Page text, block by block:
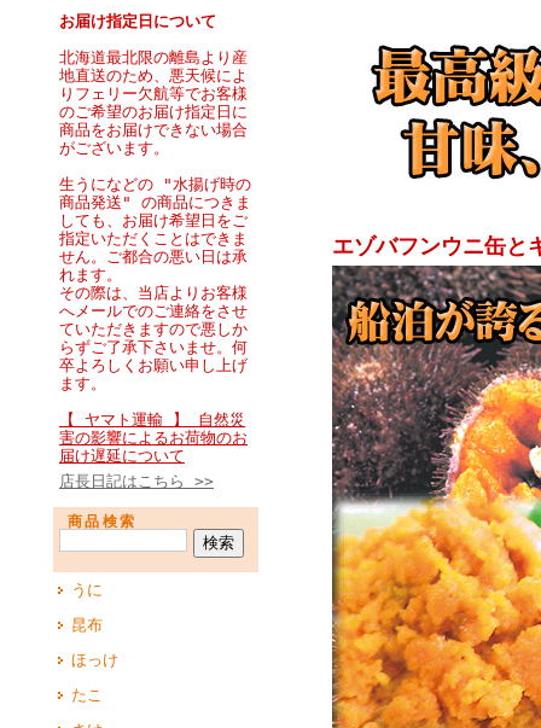
お届け指定日について
北海道最北限の離島より産
地直送のため、悪天候によ
りフェリー欠航等でお客様
のご希望のお届け指定日に
商品をお届けできない場合
がございます。
生うになどの "水揚げ時の
商品発送" の商品につきま
しても、お届け希望日をご
指定いただくことはできま
せん。ご都合の悪い日は承
れます。
その際は、当店よりお客様
へメールでのご連絡をさせ
ていただきますので悪しか
らずご了承下さいませ。何
卒よろしくお願い申し上げ
ます。
【 ヤマト運輸 】 自然災
害の影響によるお荷物のお
届け遅延について
店長日記はこちら >>
商品検索
うに
昆布
ほっけ
たこ
エゾバフンウニ缶と